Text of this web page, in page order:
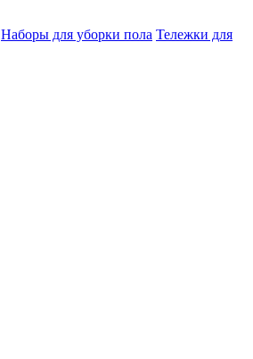
Наборы для уборки пола Тележки для